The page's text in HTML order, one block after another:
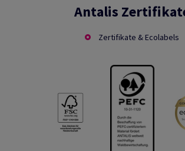
Antalis
Zertifikate & Ecolabels